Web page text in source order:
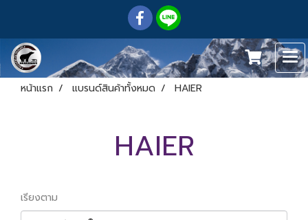
หน้าแรก แบรนด์สินค้าทั้งหมด HAIER
HAIER
เรียงตาม